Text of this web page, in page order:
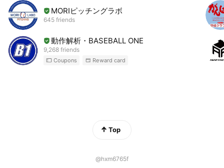
MORIピッチングラボ
645 friends
動作解析・BASEBALL ONE
9,268 friends
Coupons Reward card
Top
@hxm6765f